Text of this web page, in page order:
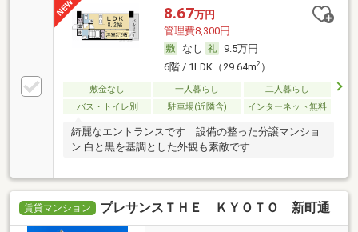
8.67万円
管理費8,300円
なし
9.5万円
6階 / 1LDK（29.64m2）
敷金なし 一人暮らし
二人暮らし
バス・トイレ別
駐車場(近隣含) インターネット無料
綺麗なエントランスです 設備の整った分譲マンショ
ン 白と黒を基調とした外観も素敵です
賃貸マンション プレサンスＴＨＥ ＫＹＯＴＯ 新町通